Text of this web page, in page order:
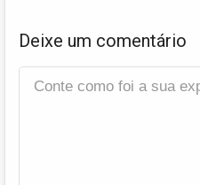
Deixe um comentário